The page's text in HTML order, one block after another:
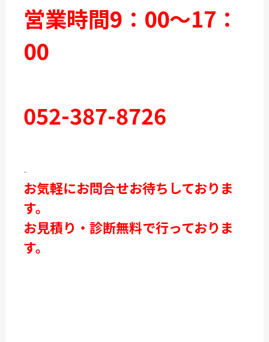
営業時間9：00～17：
00
052-387-8726
-
お気軽にお問合せお待ちしておりま
す。
お見積り・診断無料で行っておりま
す。